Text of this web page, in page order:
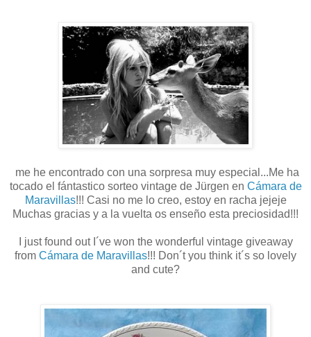
me he encontrado con una sorpresa muy especial...Me ha
tocado el fántastico sorteo vintage de Jürgen en Cámara de
Maravillas!!! Casi no me lo creo, estoy en racha jejeje
Muchas gracias y a la vuelta os enseño esta preciosidad!!!
I just found out I´ve won the wonderful vintage giveaway
from Cámara de Maravillas!!! Don´t you think it´s so lovely
and cute?